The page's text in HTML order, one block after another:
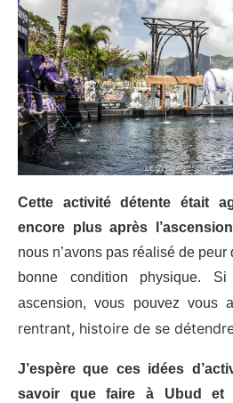
Cette activité détente était
encore plus après
nous n’avons pas réalisé de
bonne condition physique.
ascension, vous pouvez vous
rentrant, histoire de se
J’espère que ces idées
savoir que faire à Ubud et